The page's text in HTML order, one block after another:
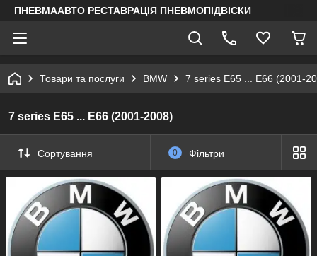
ПНЕВМААВТО РЕСТАВРАЦІЯ ПНЕВМОПІДВІСКИ
Товари та послуги BMW 7 series E65 ... E66 (2001-
7 series E65 ... E66 (2001-2008)
Сортування 0 Фільтри